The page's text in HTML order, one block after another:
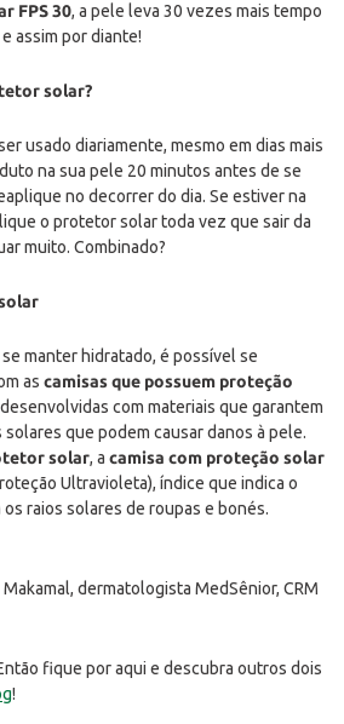
FPS 30, a pele leva 30 vezes mais tempo
assim por diante!
solar?
usado diariamente, mesmo em dias mais
na sua pele 20 minutos antes de se
no decorrer do dia. Se estiver na
o protetor solar toda vez que sair da
muito. Combinado?
manter hidratado, é possível se
as camisas que possuem proteção
com materiais que garantem
que podem causar danos à pele.
solar, a camisa com proteção solar
Ultravioleta), índice que indica o
raios solares de roupas e bonés.
Makamal, dermatologista MedSênior, CRM
fique por aqui e descubra outros dois
!